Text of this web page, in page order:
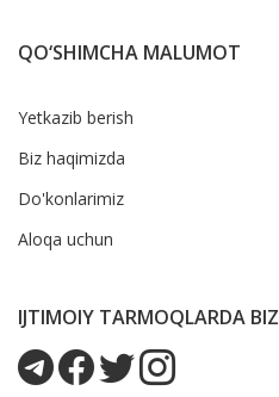
QO‘SHIMCHA MALUMOT
Yetkazib berish
Biz haqimizda
Do'konlarimiz
Aloqa uchun
IJTIMOIY TARMOQLARDA BIZ